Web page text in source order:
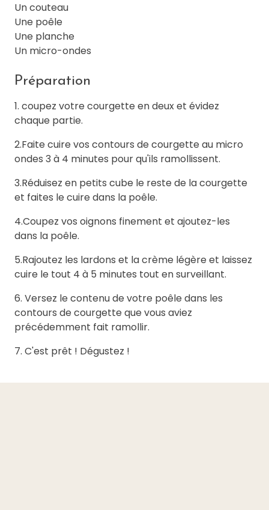
Un couteau
Une poêle
Une planche
Un micro-ondes
Préparation
1. coupez votre courgette en deux et évidez
chaque partie.
2.Faite cuire vos contours de courgette au micro
ondes 3 à 4 minutes pour qu'ils ramollissent.
3.Réduisez en petits cube le reste de la courgette
et faites le cuire dans la poêle.
4.Coupez vos oignons finement et ajoutez-les
dans la poêle.
5.Rajoutez les lardons et la crème légère et laissez
cuire le tout 4 à 5 minutes tout en surveillant.
6. Versez le contenu de votre poêle dans les
contours de courgette que vous aviez
précédemment fait ramollir.
7. C'est prêt ! Dégustez !